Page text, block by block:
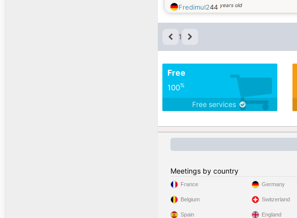
Fredimul244 years old
1
Free
100%
Free services
Meetings by country
France
Belgium
Spain
Germany
Switzerland
England